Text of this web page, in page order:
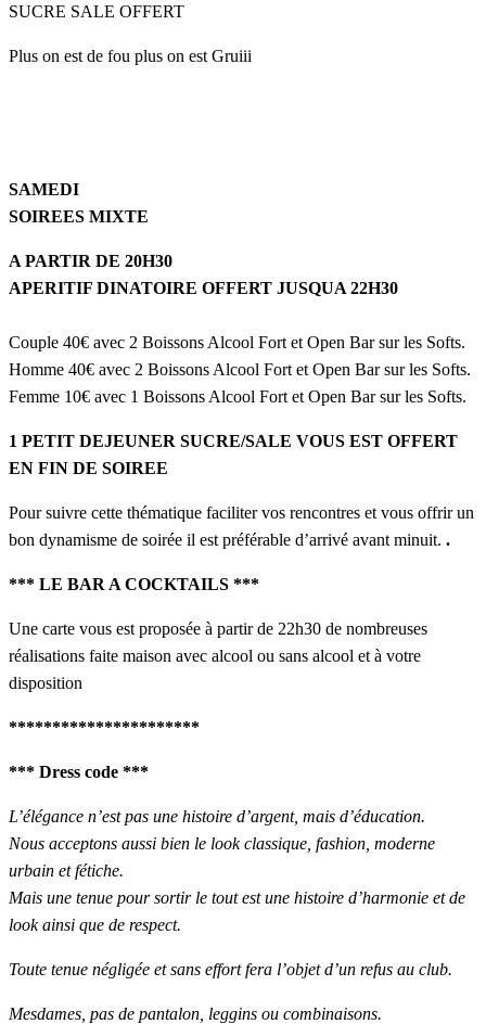
SUCRE SALE OFFERT
Plus on est de fou plus on est Gruiii
SAMEDI
SOIREES MIXTE
A PARTIR DE 20H30
APERITIF DINATOIRE OFFERT JUSQUA 22H30
Couple 40€ avec 2 Boissons Alcool Fort et Open Bar sur les Softs.
Homme 40€ avec 2 Boissons Alcool Fort et Open Bar sur les Softs.
Femme 10€ avec 1 Boissons Alcool Fort et Open Bar sur les Softs.
1 PETIT DEJEUNER SUCRE/SALE VOUS EST OFFERT
EN FIN DE SOIREE
Pour suivre cette thématique faciliter vos rencontres et vous offrir un
bon dynamisme de soirée il est préférable d’arrivé avant minuit. .
*** LE BAR A COCKTAILS ***
Une carte vous est proposée à partir de 22h30 de nombreuses
réalisations faite maison avec alcool ou sans alcool et à votre
disposition
**********************
*** Dress code ***
L’élégance n’est pas une histoire d’argent, mais d’éducation.
Nous acceptons aussi bien le look classique, fashion, moderne
urbain et fétiche.
Mais une tenue pour sortir le tout est une histoire d’harmonie et de
look ainsi que de respect.
Toute tenue négligée et sans effort fera l’objet d’un refus au club.
Mesdames, pas de pantalon, leggins ou combinaisons.